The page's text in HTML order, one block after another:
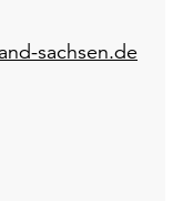
sachsen.de